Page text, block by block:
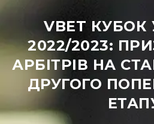
VBET КУБОК
2022/2023:
АРБІТРІВ НА
ДРУГОГО